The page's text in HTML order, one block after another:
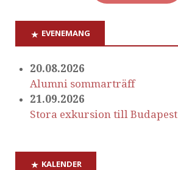
EVENEMANG
20.08.2026
Alumni sommarträff
21.09.2026
Stora exkursion till Budapest
KALENDER